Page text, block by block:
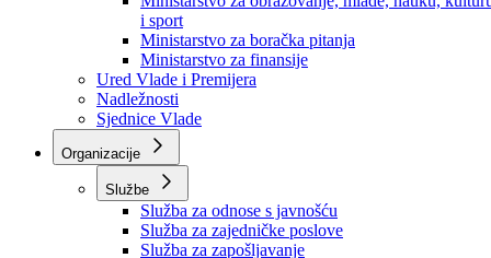
Ministarstvo za urbanizam, prostorno uređenje i
zaštitu okoline
Ministarstvo za obrazovanje, mlade, nauku,
i sport
Ministarstvo za boračka pitanja
Ministarstvo za finansije
Ured Vlade i Premijera
Nadležnosti
Sjednice Vlade
Organizacije
Službe